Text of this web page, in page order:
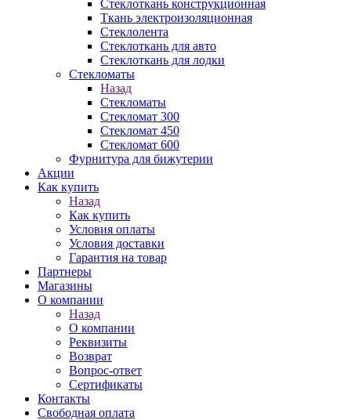
Стеклоткань конструкционная
Ткань электроизоляционная
Стеклолента
Стеклоткань для авто
Стеклоткань для лодки
Стекломаты
Назад
Стекломаты
Стекломат 300
Стекломат 450
Стекломат 600
Фурнитура для бижутерии
Акции
Как купить
Назад
Как купить
Условия оплаты
Условия доставки
Гарантия на товар
Партнеры
Магазины
О компании
Назад
О компании
Реквизиты
Возврат
Вопрос-ответ
Сертификаты
Контакты
Свободная оплата